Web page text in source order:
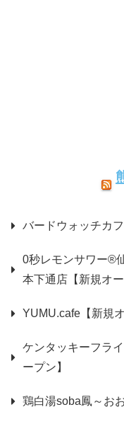
バードウォッチカ
0秒レモンサワー®
本下通店【新規オー
YUMU.cafe【新規オ
ケンタッキーフラ
ープン】
鶏白湯soba鳳～お